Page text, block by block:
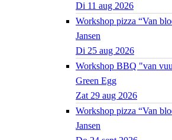
Di 11 aug 2026
Workshop pizza “Van
Jansen
Di 25 aug 2026
Workshop BBQ "van
Green Egg
Zat 29 aug 2026
Workshop pizza “Van
Jansen